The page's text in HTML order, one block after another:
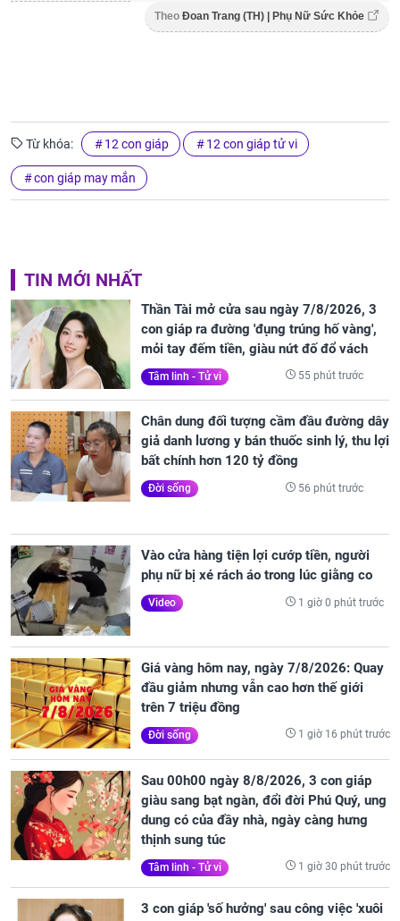
Theo Đoan Trang (TH) | Phụ Nữ Sức Khỏe
Từ khóa: 12 con giáp 12 con giáp tử vi
con giáp may mắn
TIN MỚI NHẤT
Thần Tài mở cửa sau ngày 7/8/2026, 3
con giáp ra đường 'đụng trúng hố vàng',
mỏi tay đếm tiền, giàu nứt đố đổ vách
Tâm linh - Tử vi 55 phút trước
Chân dung đối tượng cầm đầu đường dây
giả danh lương y bán thuốc sinh lý, thu lợi
bất chính hơn 120 tỷ đồng
Đời sống 56 phút trước
Vào cửa hàng tiện lợi cướp tiền, người
phụ nữ bị xé rách áo trong lúc giằng co
Video 1 giờ 0 phút trước
Giá vàng hôm nay, ngày 7/8/2026: Quay
đầu giảm nhưng vẫn cao hơn thế giới
trên 7 triệu đồng
Đời sống 1 giờ 16 phút trước
Sau 00h00 ngày 8/8/2026, 3 con giáp
giàu sang bạt ngàn, đổi đời Phú Quý, ung
dung có của đầy nhà, ngày càng hưng
thịnh sung túc
Tâm linh - Tử vi 1 giờ 30 phút trước
3 con giáp 'số hưởng' sau công việc 'xuôi